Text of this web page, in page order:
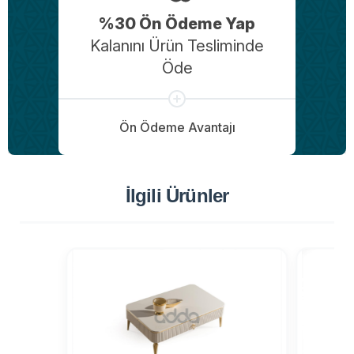
%30 Ön Ödeme Yap
Kalanını Ürün Tesliminde
Öde
Ön Ödeme Avantajı
İlgili Ürünler